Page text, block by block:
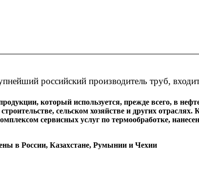
российский производитель труб,
который используется, прежде всего, в
сельском хозяйстве и других
сервисных услуг по термообработке,
в России, Казахстане, Румынии и Чехии